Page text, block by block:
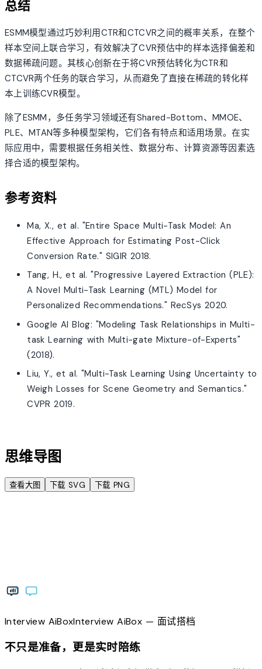
总结
ESMM模型通过巧妙利用CTR和CTCVR之间的概率关系，在整个
样本空间上联合学习，有效解决了CVR预估中的样本选择偏差和
数据稀疏问题。其核心创新在于将CVR预估转化为CTR和
CTCVR两个任务的联合学习，从而避免了直接在稀疏的转化样
本上训练CVR模型。
除了ESMM，多任务学习领域还有Shared-Bottom、MMOE、
PLE、MTAN等多种模型架构，它们各有特点和适用场景。在实
际应用中，需要根据任务相关性、数据分布、计算资源等因素选
择合适的模型架构。
参考资料
Ma, X., et al. "Entire Space Multi-Task Model: An
Effective Approach for Estimating Post-Click
Conversion Rate." SIGIR 2018.
Tang, H., et al. "Progressive Layered Extraction (PLE):
A Novel Multi-Task Learning (MTL) Model for
Personalized Recommendations." RecSys 2020.
Google AI Blog: "Modeling Task Relationships in Multi-
task Learning with Multi-gate Mixture-of-Experts"
(2018).
Liu, Y., et al. "Multi-Task Learning Using Uncertainty to
Weigh Losses for Scene Geometry and Semantics."
CVPR 2019.
思维导图
查看大图 下载 SVG 下载 PNG
Interview AiBoxInterviewAiBox— 面试搭档
不只是准备，更是实时陪练